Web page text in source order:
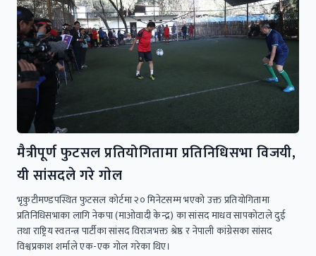
मैत्रीपूर्ण फुटसल प्रतियोगितामा प्रतिनिधिसभा विजयी,
यी सांसदले गरे गाेल
भृकुटीमण्डपस्थित फुटसल कोर्टमा २० मिनेटसम्म भएको उक्त प्रतियोगितामा
प्रतिनिधिसभाका लागि नेकपा (माओवादी केन्द्र) का सांसद माधव सापकोटाले दुई
तथा राष्ट्रिय स्वतन्त्र पार्टीका सांसद विराजभक्त श्रेष्ठ र नेपाली कांग्रेसका सांसद
विश्वप्रकाश शर्माले एक-एक गोल गरेका थिए।